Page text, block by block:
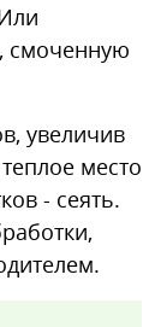
смоченную
увеличив
место
- сеять.